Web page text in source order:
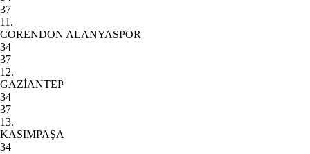
37
11.
CORENDON ALANYASPOR
34
37
12.
GAZİANTEP
34
37
13.
KASIMPAŞA
34